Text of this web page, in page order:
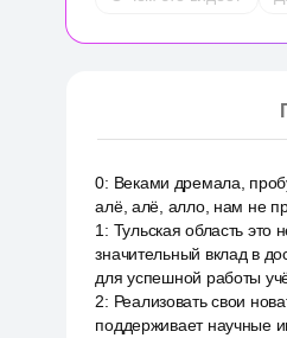
0: Веками дремала,
алё, алё, алло, нам не
1 : Тульская область это
значительный вклад в
для успешной работы
2: Реализовать свои
поддерживает научные